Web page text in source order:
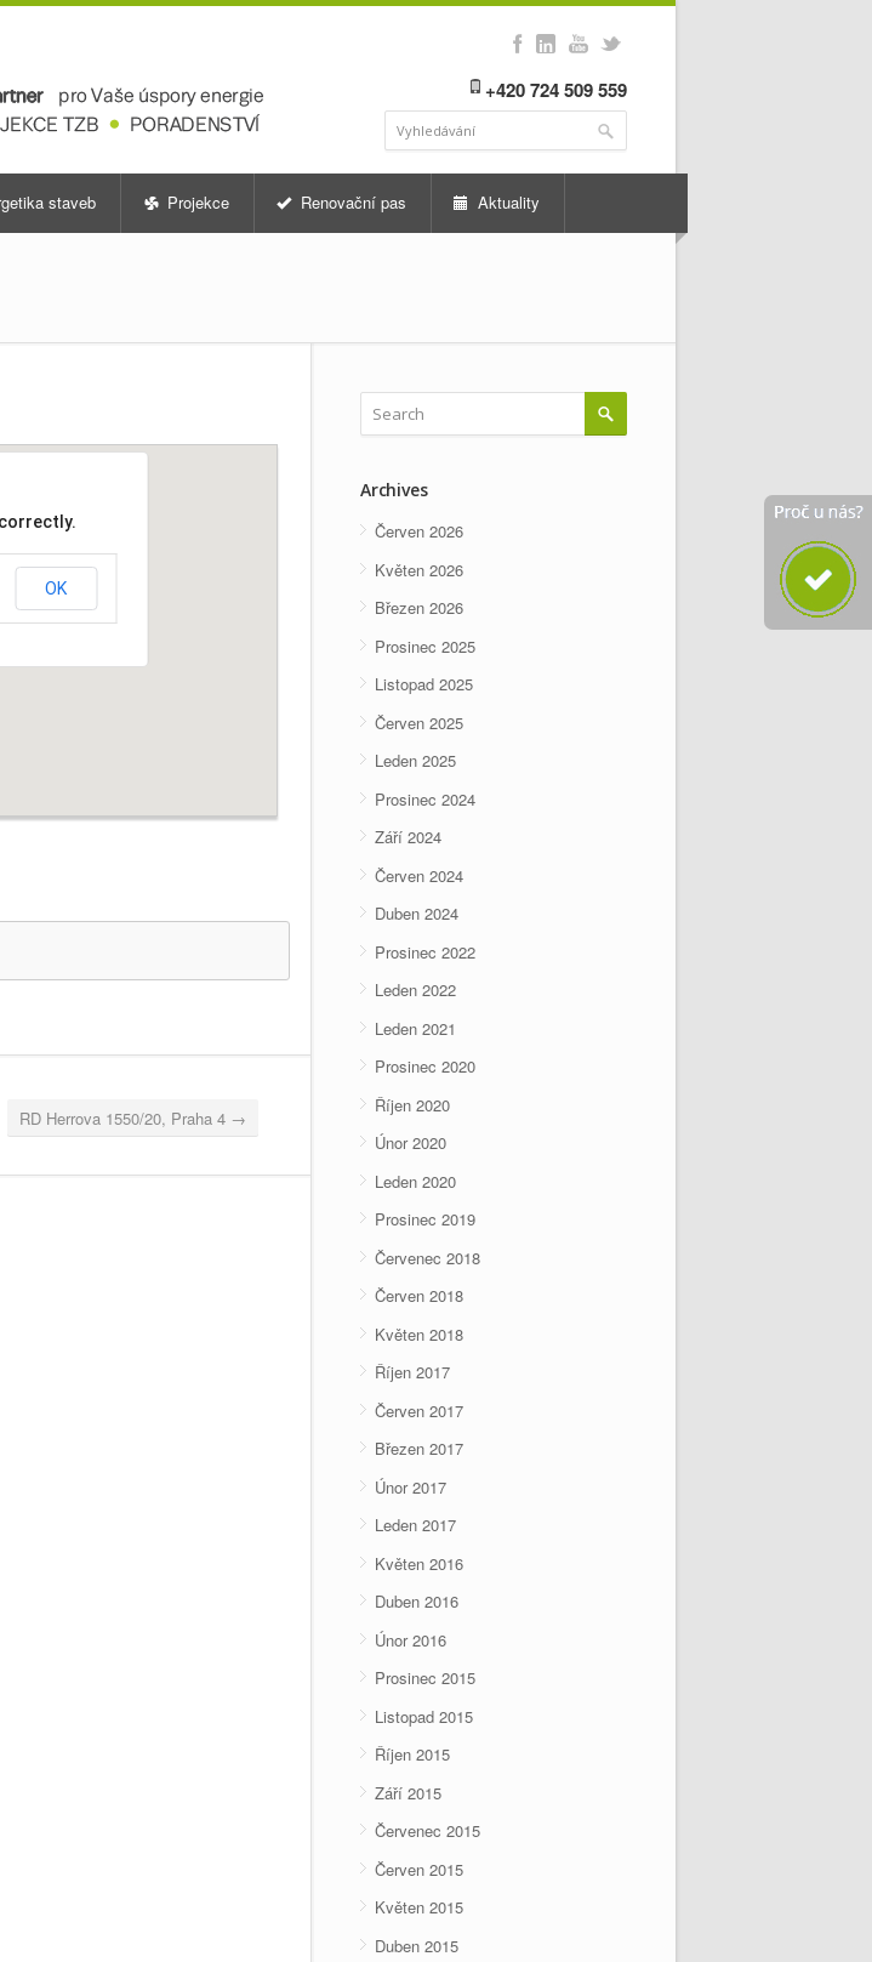
+420 724 509 559
staveb Projekce Renovační pas Aktuality
OK
RD Herrova 1550/20, Praha 4 →
Archives
Červen 2026
Květen 2026
Březen 2026
Prosinec 2025
Listopad 2025
Červen 2025
Leden 2025
Prosinec 2024
Září 2024
Červen 2024
Duben 2024
Prosinec 2022
Leden 2022
Leden 2021
Prosinec 2020
Říjen 2020
Únor 2020
Leden 2020
Prosinec 2019
Červenec 2018
Červen 2018
Květen 2018
Říjen 2017
Červen 2017
Březen 2017
Únor 2017
Leden 2017
Květen 2016
Duben 2016
Únor 2016
Prosinec 2015
Listopad 2015
Říjen 2015
Září 2015
Červenec 2015
Červen 2015
Květen 2015
Duben 2015